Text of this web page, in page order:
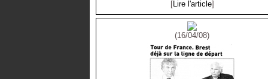
[Lire l'article]
(16/04/08)